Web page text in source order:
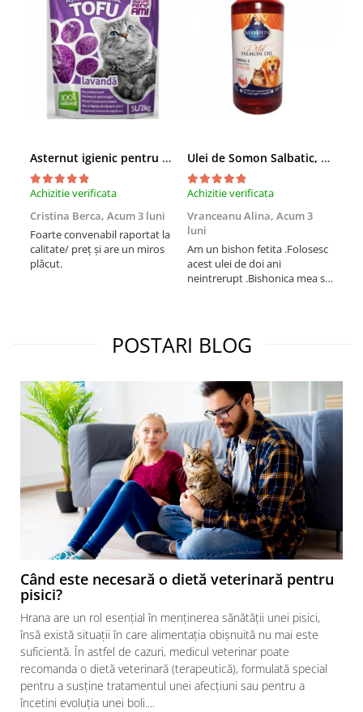
Asternut igienic pentru pisici Tofu Lavanda, Mon Petit 5 l
Achizitie verificata
Cristina Berca, Acum 3 luni
Foarte convenabil raportat la
calitate/ preț și are un miros
plăcut.
Ulei de Somon Salbatic, câini și pisici, piele si blană, BEST4PETS, 1l
Achizitie verificata
Vranceanu Alina, Acum 3
luni
Am un bishon fetita .Folosesc
acest ulei de doi ani
neintrerupt .Bishonica mea se
treia comanda recomand cu
mult drag !
POSTARI BLOG
Când este necesară o dietă veterinară pentru
pisici?
Hrana are un rol esențial în menținerea sănătății unei pisici,
însă există situații în care alimentația obișnuită nu mai este
suficientă. În astfel de cazuri, medicul veterinar poate
recomanda o dietă veterinară (terapeutică), formulată special
pentru a susține tratamentul unei afecțiuni sau pentru a
încetini evoluția unei boli....